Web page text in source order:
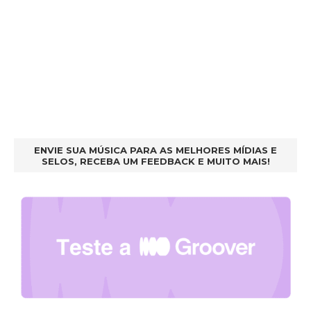
ENVIE SUA MÚSICA PARA AS MELHORES MÍDIAS E
SELOS, RECEBA UM FEEDBACK E MUITO MAIS!